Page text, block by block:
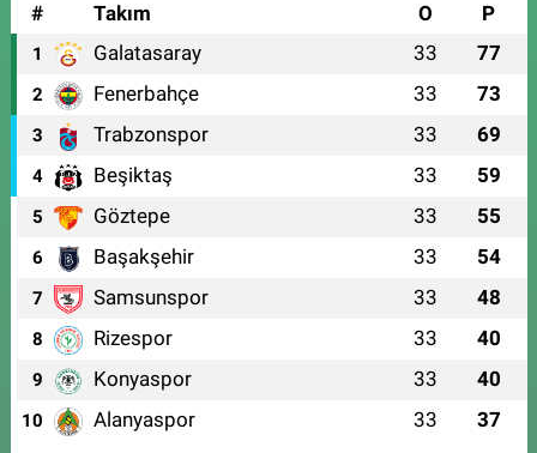
#
Takım O P
1 Galatasaray 33 77
2 Fenerbahçe 33 73
3 Trabzonspor 33 69
4 Beşiktaş 33 59
5 Göztepe 33 55
6 Başakşehir 33 54
7 Samsunspor 33 48
8 Rizespor 33 40
9 Konyaspor 33 40
10 Alanyaspor 33 37